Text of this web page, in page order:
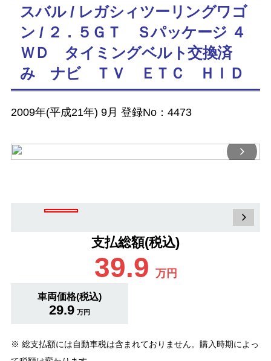
スバル / レガシィツーリングワゴ
ン / ２．５ＧＴ Ｓパッケージ ４
ＷＤ タイミングベルト交換済
み ナビ ＴＶ ＥＴＣ ＨＩＤ
2009年(平成21年) 9月 登録No：4473
支払総額(税込)
39.9 万円
車両価格(税込)
29.9 万円
※ 総支払額には自動車税は含まれておりません。購入時期によっ